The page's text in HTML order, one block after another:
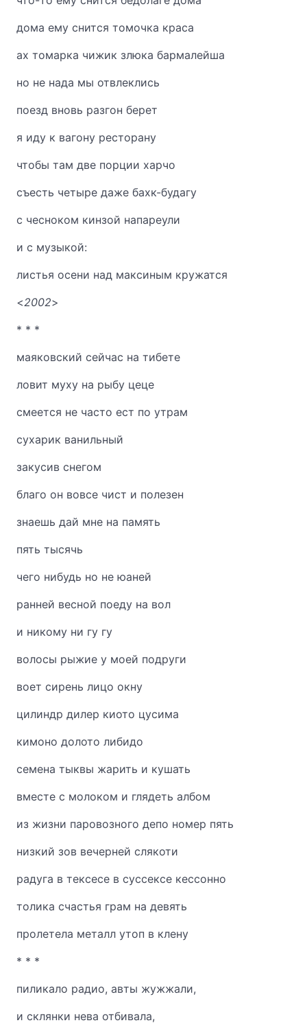
дома ему снится томочка краса
ах томарка чижик злюка бармалейша
но не нада мы отвлеклись
поезд вновь разгон берет
я иду к вагону ресторану
чтобы там две порции харчо
съесть четыре даже бахк-будагу
с чесноком кинзой напареули
и с музыкой:
листья осени над максиным кружатся
<2002>
* * *
маяковский сейчас на тибете
ловит муху на рыбу цеце
смеется не часто ест по утрам
сухарик ванильный
закусив снегом
благо он вовсе чист и полезен
знаешь дай мне на память
пять тысячь
чего нибудь но не юаней
ранней весной поеду на вол
и никому ни гу гу
волосы рыжие у моей подруги
воет сирень лицо окну
цилиндр дилер киото цусима
кимоно долото либидо
семена тыквы жарить и кушать
вместе с молоком и глядеть албом
из жизни паровозного депо номер пять
низкий зов вечерней слякоти
радуга в тексесе в суссексе кессонно
толика счастья грам на девять
пролетела металл утоп в клену
* * *
пиликало радио, авты жужжали,
и склянки нева отбивала,